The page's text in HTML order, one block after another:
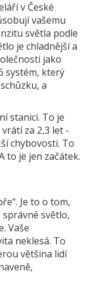
v České
vašemu
světla podle
je chladnější a
jako
systém, který
a
stanici. To je
vrátí za 2,3 let -
chybovosti. To
to je jen začátek.
Je to o tom,
správné světlo,
Vaše
neklesá. To
většina lidí